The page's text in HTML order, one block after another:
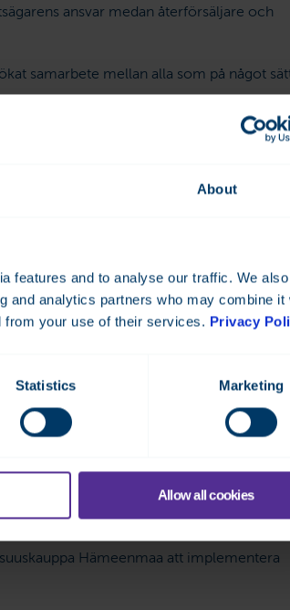
About
features and to analyse our traffic. We
and analytics partners who may combine it
from your use of their services. Privacy
Statistics Marketing
Allow all cookies
ansvar medan återförsäljare och
samarbete mellan alla som på något
optimalt tillsammans. Det är här som
en hög belastning på kylsystemen.
som kundtillströmningen är som störst.
måste då arbeta med full
sedan maj 2023. Under det första år
förändringar av de tekniska systemen
intelligenta styrning och optimering.”
Hämeenmaa att implementera